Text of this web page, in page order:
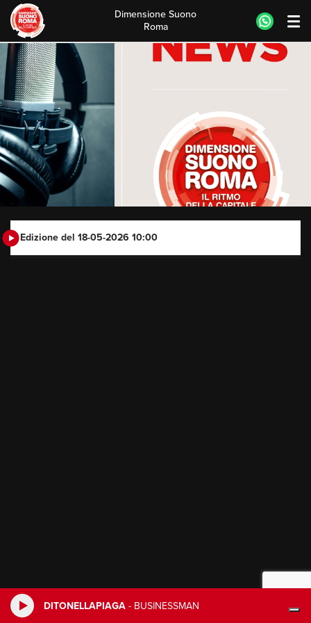
DITONELLAPIAGA - BUSINESSMAN
Skip
to
content
Dimensione Suono
Roma
Edizione del 18-05-2026 10:00